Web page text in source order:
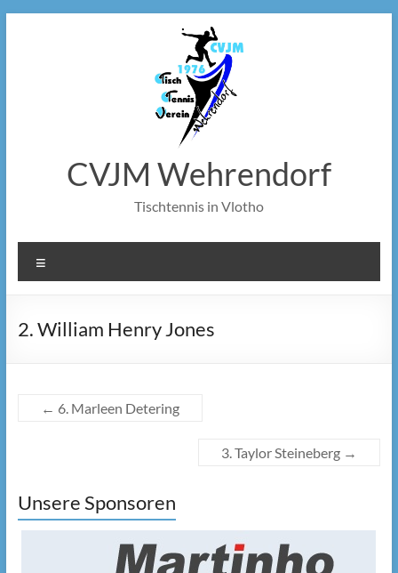
CVJM Wehrendorf
Tischtennis in Vlotho
2. William Henry Jones
← 6. Marleen Detering
3. Taylor Steineberg →
Unsere Sponsoren